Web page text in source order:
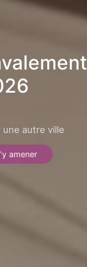
autre ville
amener